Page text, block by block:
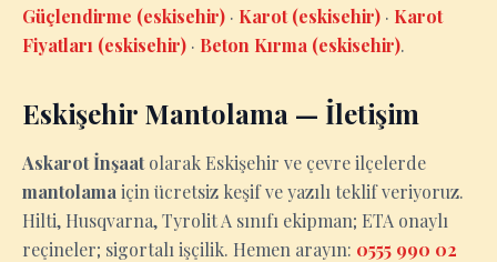
Güçlendirme (eskisehir) · Karot (eskisehir) · Karot
Fiyatları (eskisehir) · Beton Kırma (eskisehir).
Eskişehir Mantolama — İletişim
Askarot İnşaatolarak Eskişehir ve çevre ilçelerde
mantolama için ücretsiz keşif ve yazılı teklif veriyoruz.
Hilti, Husqvarna, Tyrolit A sınıfı ekipman; ETA onaylı
reçineler; sigortalı işçilik. Hemen arayın: 0555 990 02